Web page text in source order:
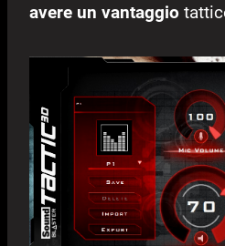
avere un vantaggio